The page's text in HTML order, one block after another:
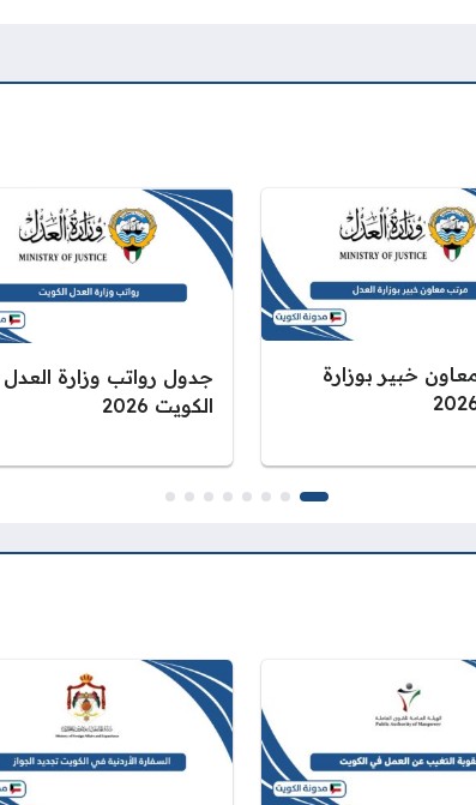
خبير بوزارة
جدول رواتب وزارة العدل
الكويت 2026